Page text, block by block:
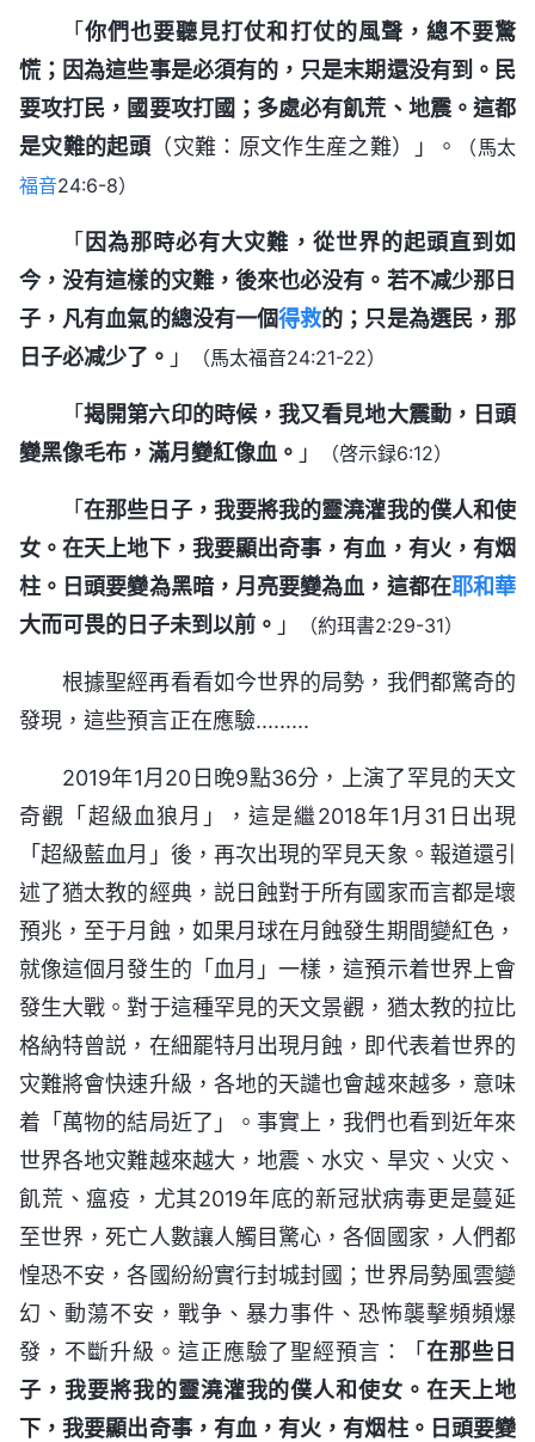
「你們也要聽見打仗和打仗的風聲，總不要驚
慌；因為這些事是必須有的，只是末期還没有到。民
要攻打民，國要攻打國；多處必有飢荒、地震。這都
是灾難的起頭 （灾難：原文作生産之難）」。
（馬太
福音24:6-8）
「 因為那時必有大灾難，從世界的起頭直到如
今，没有這樣的灾難，後來也必没有。若不减少那日
子，凡有血氣的總没有一個得救的；只是為選民，那
日子必减少了。 」 （馬太福音24:21-22）
「揭開第六印的時候，我又看見地大震動，日頭
變黑像毛布，滿月變紅像血。 」 （啓示録6:12）
「在那些日子，我要將我的靈澆灌我的僕人和使
女。在天上地下，我要顯出奇事，有血，有火，有烟
柱。日頭要變為黑暗，月亮要變為血，這都在耶和華
大而可畏的日子未到以前。 」 （約珥書2:29-31）
根據聖經再看看如今世界的局勢，我們都驚奇的
發現，這些預言正在應驗.........
2019年1月20日晚9點36分，上演了罕見的天文
奇觀「超級血狼月」，這是繼2018年1月31日出現
「超級藍血月」後，再次出現的罕見天象。報道還引
述了猶太教的經典，説日蝕對于所有國家而言都是壞
預兆，至于月蝕，如果月球在月蝕發生期間變紅色，
就像這個月發生的「血月」一樣，這預示着世界上會
發生大戰。對于這種罕見的天文景觀，猶太教的拉比
格納特曾説，在細罷特月出現月蝕，即代表着世界的
灾難將會快速升級，各地的天譴也會越來越多，意味
着「萬物的結局近了」。事實上，我們也看到近年來
世界各地灾難越來越大，地震、水灾、旱灾、火灾、
飢荒、瘟疫，尤其2019年底的新冠狀病毒更是蔓延
至世界，死亡人數讓人觸目驚心，各個國家，人們都
惶恐不安，各國紛紛實行封城封國；世界局勢風雲變
幻、動蕩不安，戰争、暴力事件、恐怖襲擊頻頻爆
發，不斷升級。這正應驗了聖經預言：「在那些日
子，我要將我的靈澆灌我的僕人和使女。在天上地
下，我要顯出奇事，有血，有火，有烟柱。日頭要變